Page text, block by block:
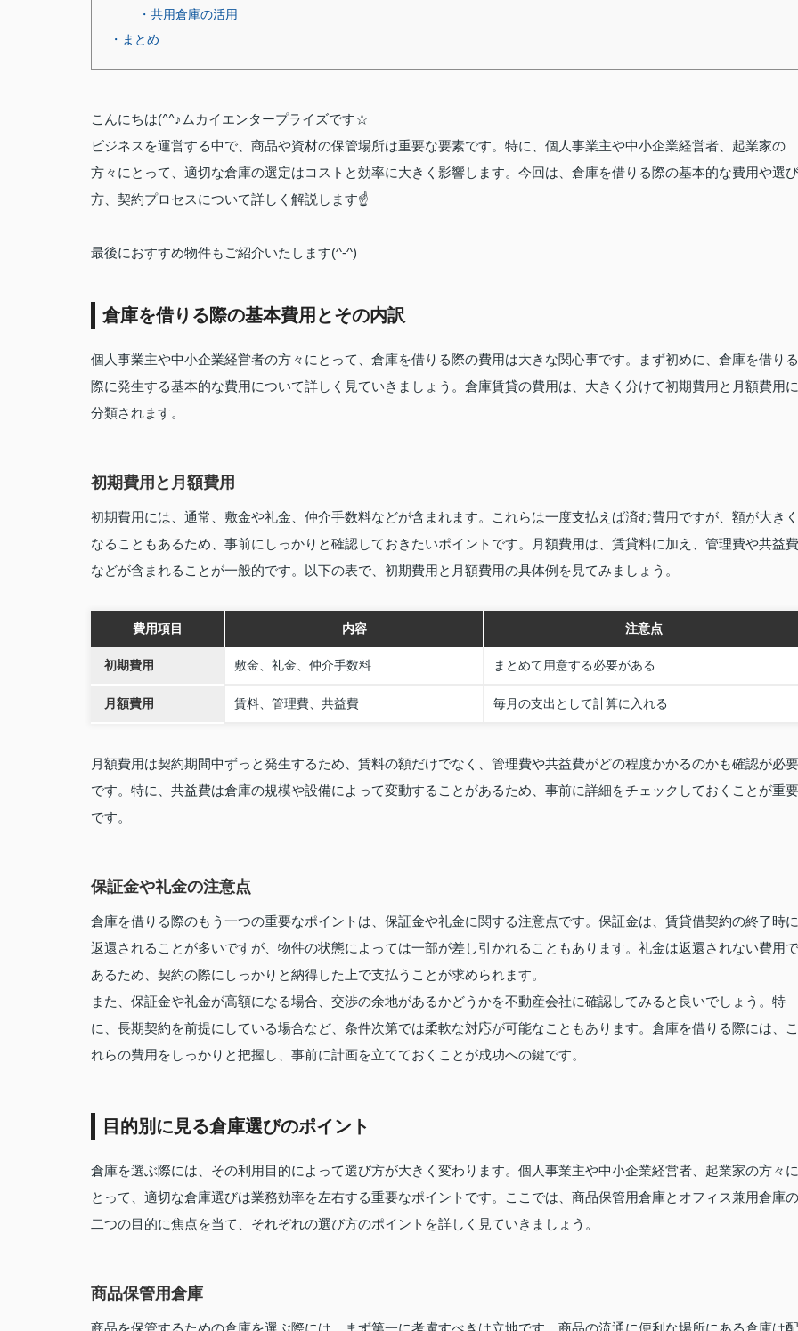
・共用倉庫の活用
・まとめ
こんにちは(^^♪ムカイエンタープライズです☆
ビジネスを運営する中で、商品や資材の保管場所は重要な要素です。特に、個人事業主や中小企業経営者、起業家の
方々にとって、適切な倉庫の選定はコストと効率に大きく影響します。今回は、倉庫を借りる際の基本的な費用や選び
方、契約プロセスについて詳しく解説します☝
最後におすすめ物件もご紹介いたします(^-^)
倉庫を借りる際の基本費用とその内訳
個人事業主や中小企業経営者の方々にとって、倉庫を借りる際の費用は大きな関心事です。まず初めに、倉庫を借りる
際に発生する基本的な費用について詳しく見ていきましょう。倉庫賃貸の費用は、大きく分けて初期費用と月額費用に
分類されます。
初期費用と月額費用
初期費用には、通常、敷金や礼金、仲介手数料などが含まれます。これらは一度支払えば済む費用ですが、額が大きく
なることもあるため、事前にしっかりと確認しておきたいポイントです。月額費用は、賃貸料に加え、管理費や共益費
などが含まれることが一般的です。以下の表で、初期費用と月額費用の具体例を見てみましょう。
費用項目 内容 注意点
初期費用 敷金、礼金、仲介手数料 まとめて用意する必要がある
月額費用 賃料、管理費、共益費 毎月の支出として計算に入れる
月額費用は契約期間中ずっと発生するため、賃料の額だけでなく、管理費や共益費がどの程度かかるのかも確認が必要
です。特に、共益費は倉庫の規模や設備によって変動することがあるため、事前に詳細をチェックしておくことが重要
です。
保証金や礼金の注意点
倉庫を借りる際のもう一つの重要なポイントは、保証金や礼金に関する注意点です。保証金は、賃貸借契約の終了時に
返還されることが多いですが、物件の状態によっては一部が差し引かれることもあります。礼金は返還されない費用で
あるため、契約の際にしっかりと納得した上で支払うことが求められます。
また、保証金や礼金が高額になる場合、交渉の余地があるかどうかを不動産会社に確認してみると良いでしょう。特
に、長期契約を前提にしている場合など、条件次第では柔軟な対応が可能なこともあります。倉庫を借りる際には、こ
れらの費用をしっかりと把握し、事前に計画を立てておくことが成功への鍵です。
目的別に見る倉庫選びのポイント
倉庫を選ぶ際には、その利用目的によって選び方が大きく変わります。個人事業主や中小企業経営者、起業家の方々に
とって、適切な倉庫選びは業務効率を左右する重要なポイントです。ここでは、商品保管用倉庫とオフィス兼用倉庫の
二つの目的に焦点を当て、それぞれの選び方のポイントを詳しく見ていきましょう。
商品保管用倉庫
商品を保管するための倉庫を選ぶ際には、まず第一に考慮すべきは立地です。商品の流通に便利な場所にある倉庫は配